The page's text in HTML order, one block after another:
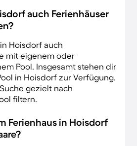
auch Ferienhäuser
Hoisdorf auch
mit eigenem oder
Pool. Insgesamt stehen dir
in Hoisdorf zur Verfügung.
gezielt nach
filtern.
Ferienhaus in Hoisdorf